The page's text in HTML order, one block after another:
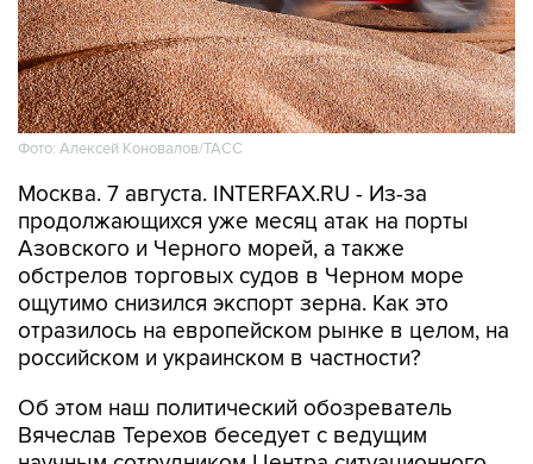
Фото: Алексей Коновалов/ТАСС
Москва. 7 августа. INTERFAX.RU - Из-за
продолжающихся уже месяц атак на порты
Азовского и Черного морей, а также
обстрелов торговых судов в Черном море
ощутимо снизился экспорт зерна. Как это
отразилось на европейском рынке в целом, на
российском и украинском в частности?
Об этом наш политический обозреватель
Вячеслав Терехов беседует с ведущим